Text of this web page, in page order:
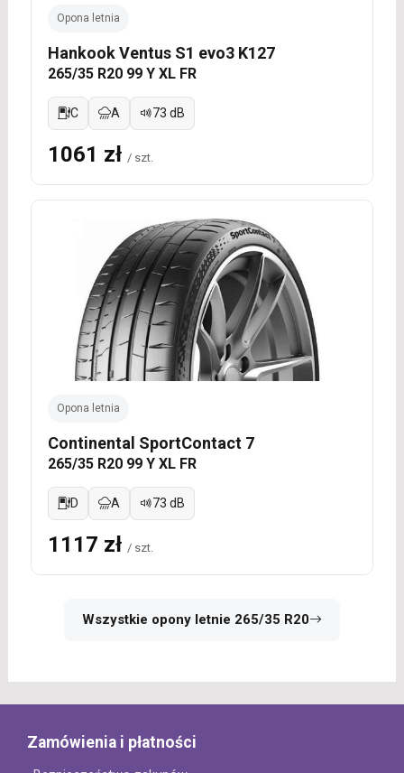
Opona letnia
Hankook Ventus S1 evo3 K127
265/35 R20 99 Y XL FR
C A 73 dB
1061 zł / szt.
Opona letnia
Continental SportContact 7
265/35 R20 99 Y XL FR
D A 73 dB
1117 zł / szt.
Wszystkie opony letnie 265/35 R20
Zamówienia i płatności